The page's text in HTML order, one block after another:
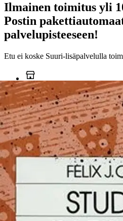
Ilmainen toimitus yli
Postin
palvelupisteeseen!
Etu ei koske Suuri‑lisäpalvelulla
Tarkista
Ei saatavilla
Tuotekuvaus